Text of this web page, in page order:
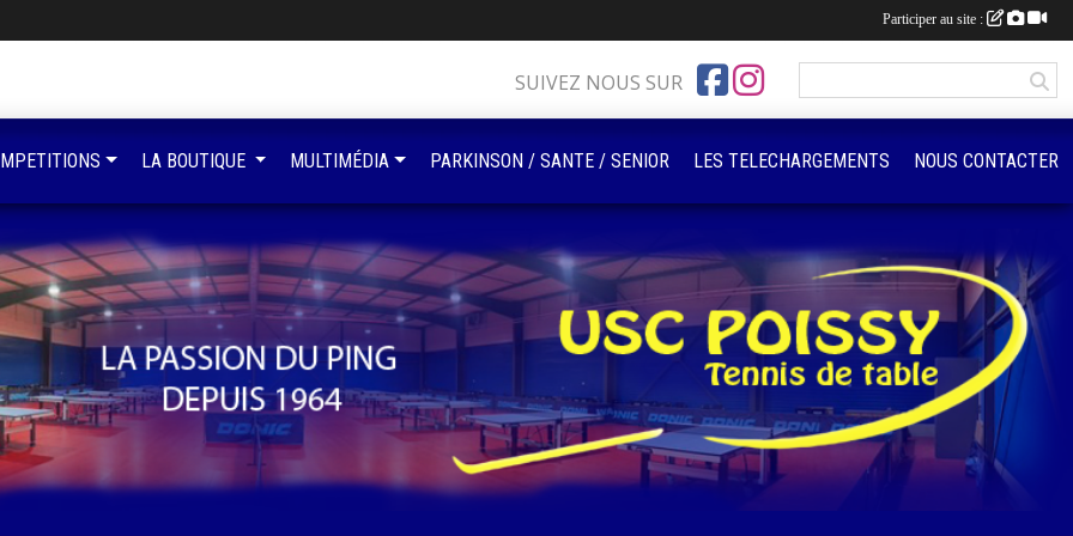
SUIVEZ NOUS SUR
LA BOUTIQUE MULTIMÉDIA PARKINSON / SANTE / SENIOR LES TELECHARGEMENTS NOUS CONTACTER
Participer au site :